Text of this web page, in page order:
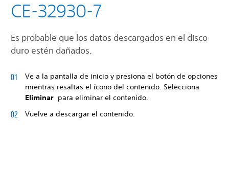
CE-32930-7
Es probable que los datos descargados en el disco
duro estén dañados.
Ve a la pantalla de inicio y presiona el botón de opciones
mientras resaltas el ícono del contenido. Selecciona
Eliminar para eliminar el contenido.
Vuelve a descargar el contenido.